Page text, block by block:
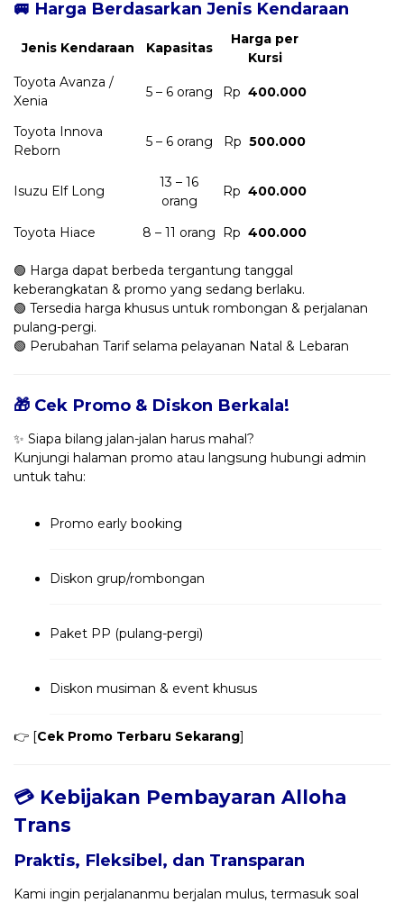
🚐 Harga Berdasarkan Jenis Kendaraan
Jenis Kendaraan Kapasitas
Harga per
Kursi
Toyota Avanza /
Xenia
5 – 6 orang Rp 400.000
Toyota Innova
Reborn
5 – 6 orang Rp 500.000
Isuzu Elf Long
13 – 16
orang
Rp 400.000
Toyota Hiace 8 – 11 orang Rp 400.000
🟢 Harga dapat berbeda tergantung tanggal
keberangkatan & promo yang sedang berlaku.
🟢 Tersedia harga khusus untuk rombongan & perjalanan
pulang-pergi.
🟢 Perubahan Tarif selama pelayanan Natal & Lebaran
🎁 Cek Promo & Diskon Berkala!
✨ Siapa bilang jalan-jalan harus mahal?
Kunjungi halaman promo atau langsung hubungi admin
untuk tahu:
Promo early booking
Diskon grup/rombongan
Paket PP (pulang-pergi)
Diskon musiman & event khusus
👉 [Cek Promo Terbaru Sekarang]
💳 Kebijakan Pembayaran Alloha
Trans
Praktis, Fleksibel, dan Transparan
Kami ingin perjalananmu berjalan mulus, termasuk soal